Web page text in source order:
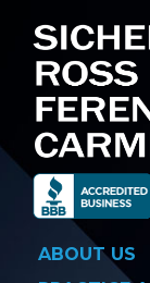
ABOUT US